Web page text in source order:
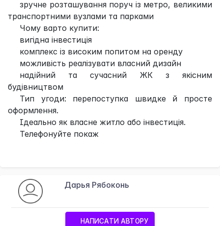
зручне розташування поруч із метро, великими
транспортними вузлами та парками
Чому варто купити:
вигідна інвестиція
комплекс із високим попитом на оренду
можливість реалізувати власний дизайн
надійний та сучасний ЖК з якісним
будівництвом
Тип угоди: перепоступка швидке й просте
оформлення.
Ідеально як власне житло або інвестиція.
Телефонуйте покаж
Дарья Рябоконь
НАПИСАТИ АВТОРУ